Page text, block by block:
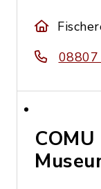
08807